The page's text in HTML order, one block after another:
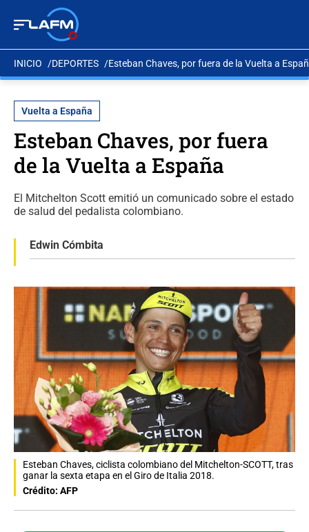
INICIO DEPORTES Esteban Chaves, por fuera de la Vuelta a
Vuelta a España
Esteban Chaves, por fuera
de la Vuelta a España
El Mitchelton Scott emitió un comunicado sobre el estado
de salud del pedalista colombiano.
Edwin Cómbita
Esteban Chaves, ciclista colombiano del Mitchelton-SCOTT, tras
ganar la sexta etapa en el Giro de Italia 2018.
Crédito: AFP